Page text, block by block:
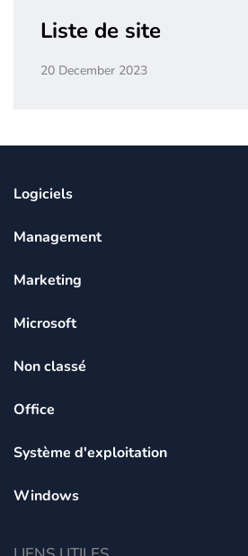
Liste de site
20 December 2023
Logiciels
Management
Marketing
Microsoft
Non classé
Office
Système d'exploitation
Windows